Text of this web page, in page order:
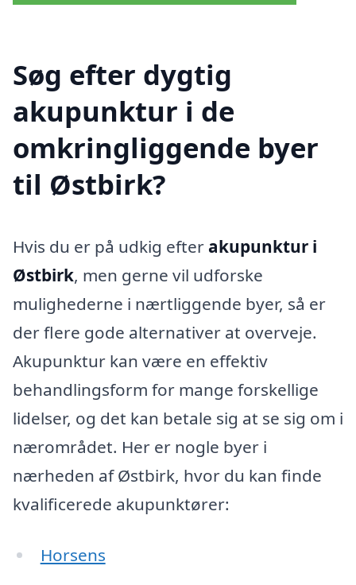
Søg efter dygtig
akupunktur i de
omkringliggende byer
til Østbirk?
Hvis du er på udkig efter akupunktur i
Østbirk, men gerne vil udforske
mulighederne i nærtliggende byer, så er
der flere gode alternativer at overveje.
Akupunktur kan være en effektiv
behandlingsform for mange forskellige
lidelser, og det kan betale sig at se sig om i
nærområdet. Her er nogle byer i
nærheden af Østbirk, hvor du kan finde
kvalificerede akupunktører:
Horsens